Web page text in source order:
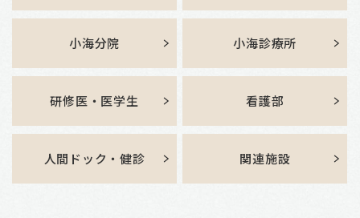
小海分院 小海診療所
研修医・医学生 看護部
人間ドック・健診 関連施設